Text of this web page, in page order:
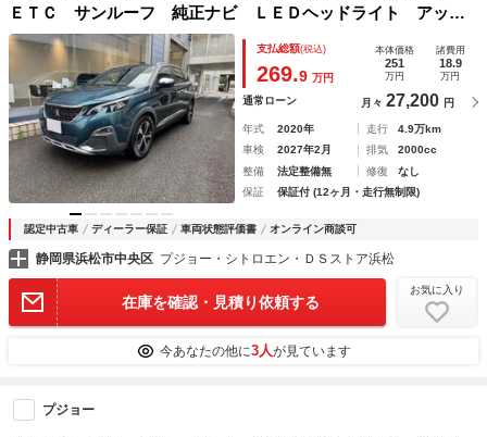
ＥＴＣ サンルーフ 純正ナビ ＬＥＤヘッドライト アップ
ルカープレイ アンドロイドオート 純正１８インチＡＷ
支払総額(税込)
269.9 万円
本体価格
251
万円
諸費用
18.9
万円
通常ローン 月々 27,200 円
年式 2020年 走行
4.9万km
車検
2027年2月 排気
2000cc
整備
法定整備無 修復
なし
保証
保証付 (12ヶ月・走行無制限)
認定中古車 ディーラー保証 車両状態評価書 オンライン商談可
静岡県浜松市中央区 プジョー・シトロエン・ＤＳストア浜松
在庫を確認・見積り依頼する
お気に入り
今あなたの他に3人が見ています
プジョー